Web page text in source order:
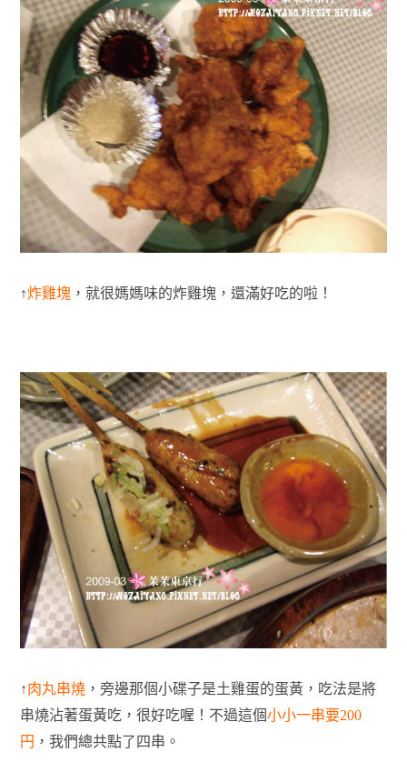
↑炸雞塊，就很媽媽味的炸雞塊，還滿好吃的啦！
↑肉丸串燒，旁邊那個小碟子是土雞蛋的蛋黃，吃法是將
串燒沾著蛋黃吃，很好吃喔！不過這個小小一串要200
円 ，我們總共點了四串。